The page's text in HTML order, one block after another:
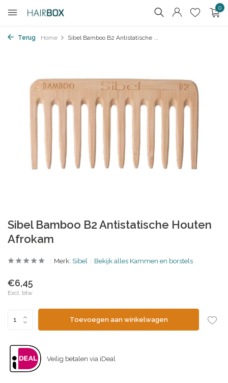
0
Terug Home Sibel Bamboo B2 Antistatische ...
Sibel Bamboo B2 Antistatische Houten
Afrokam
Merk: Sibel Bekijk alles Kammen en borstels
€6,45
Excl. btw
Toevoegen aan winkelwagen
Veilig betalen via iDeal